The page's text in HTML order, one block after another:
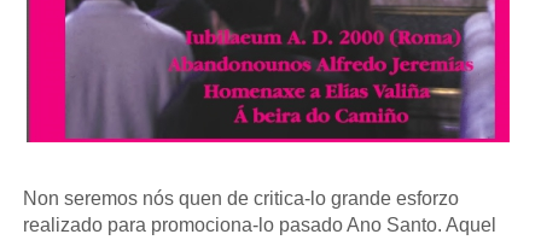
Non seremos nós quen de critica-lo grande esforzo
realizado para promociona-lo pasado Ano Santo. Aquel